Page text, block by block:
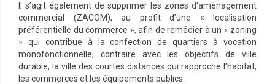
Il s’agit également de supprimer les zones d'aménagement
commercial (ZACOM), au profit d’une « localisation
préférentielle du commerce », afin de remédier à un « zoning
» qui contribue à la confection de quartiers à vocation
monofonctionnelle, contraire avec les objectifs de ville
durable, la ville des courtes distances qui rapproche l’habitat,
les commerces et les équipements publics.